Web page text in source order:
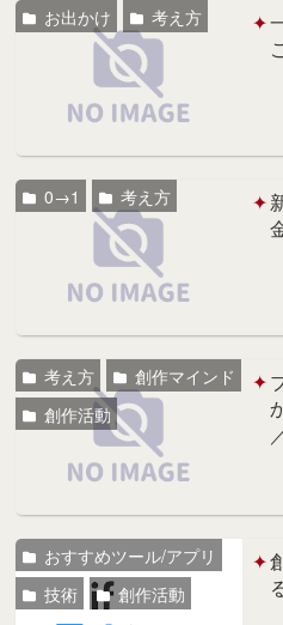
お出かけ 考え方
0→1 考え方
考え方
創作マインド
創作活動
おすすめツール/アプリ
技術
創作活動